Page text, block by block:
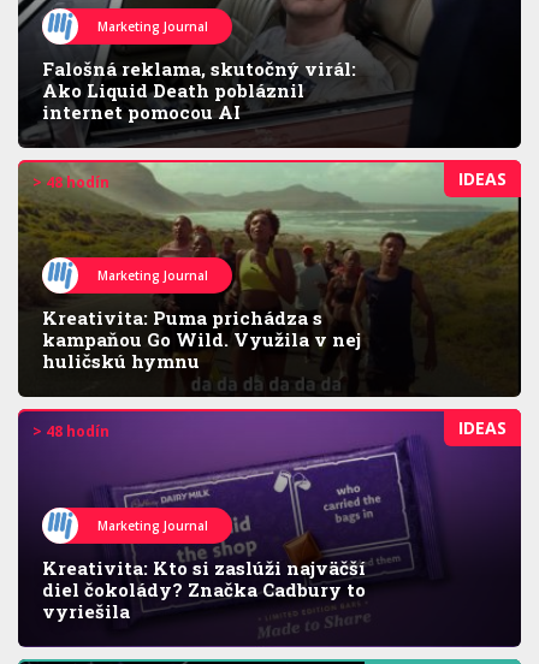
Marketing Journal
Falošná reklama, skutočný virál:
Ako Liquid Death pobláznil
internet pomocou AI
IDEAS
> 48 hodín
Marketing Journal
Kreativita: Puma prichádza s
kampaňou Go Wild. Využila v nej
huličskú hymnu
IDEAS
> 48 hodín
Marketing Journal
Kreativita: Kto si zaslúži najväčší
diel čokolády? Značka Cadbury to
vyriešila